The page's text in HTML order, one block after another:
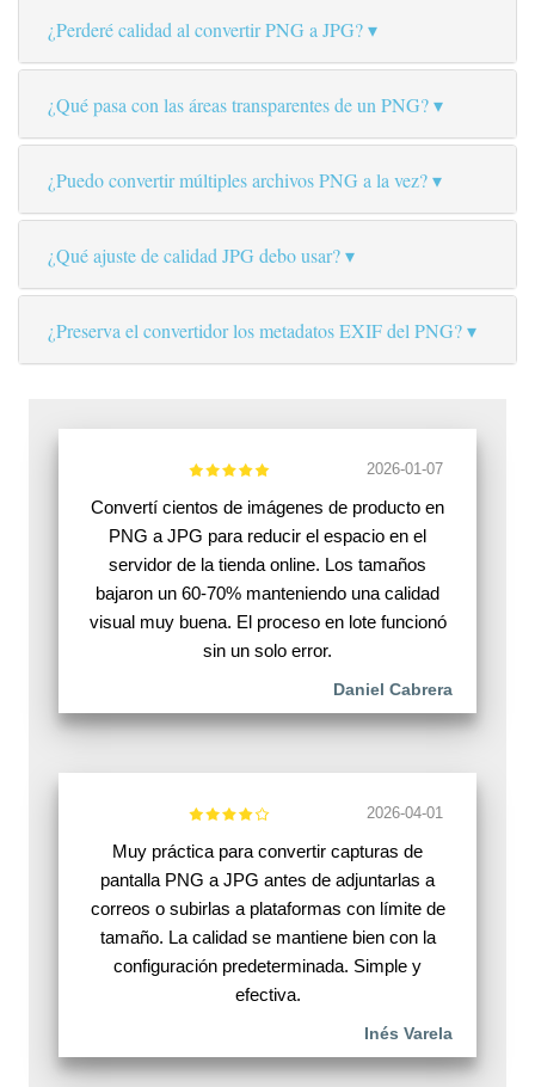
¿Perderé calidad al convertir PNG a JPG?
¿Qué pasa con las áreas transparentes de un PNG?
¿Puedo convertir múltiples archivos PNG a la vez?
¿Qué ajuste de calidad JPG debo usar?
¿Preserva el convertidor los metadatos EXIF del PNG?
2026-01-07
Convertí cientos de imágenes de producto en
PNG a JPG para reducir el espacio en el
servidor de la tienda online. Los tamaños
bajaron un 60-70% manteniendo una calidad
visual muy buena. El proceso en lote funcionó
sin un solo error.
Daniel Cabrera
2026-04-01
Muy práctica para convertir capturas de
pantalla PNG a JPG antes de adjuntarlas a
correos o subirlas a plataformas con límite de
tamaño. La calidad se mantiene bien con la
configuración predeterminada. Simple y
efectiva.
Inés Varela